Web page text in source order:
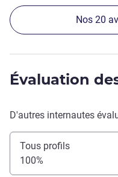
Nos 20
Évaluation
D'autres internautes
Tous profils
100%